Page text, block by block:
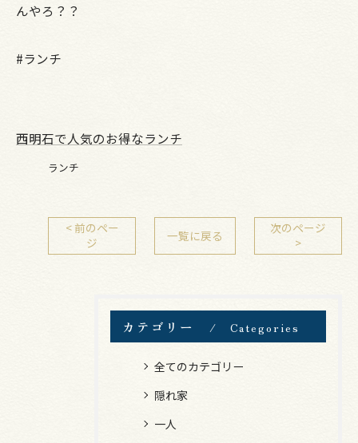
んやろ？？
#ランチ
西明石で人気のお得なランチ
ランチ
< 前のペー
ジ
一覧に戻る
次のページ
>
カテゴリー Categories
全てのカテゴリー
隠れ家
一人